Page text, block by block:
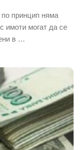
по принцип няма
имоти могат да се
в …